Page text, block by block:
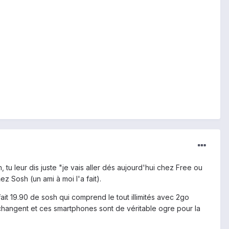
tu leur dis juste "je vais aller dés aujourd'hui chez Free ou
Sosh (un ami à moi l'a fait).
19.90 de sosh qui comprend le tout illimités avec 2go
et ces smartphones sont de véritable ogre pour la